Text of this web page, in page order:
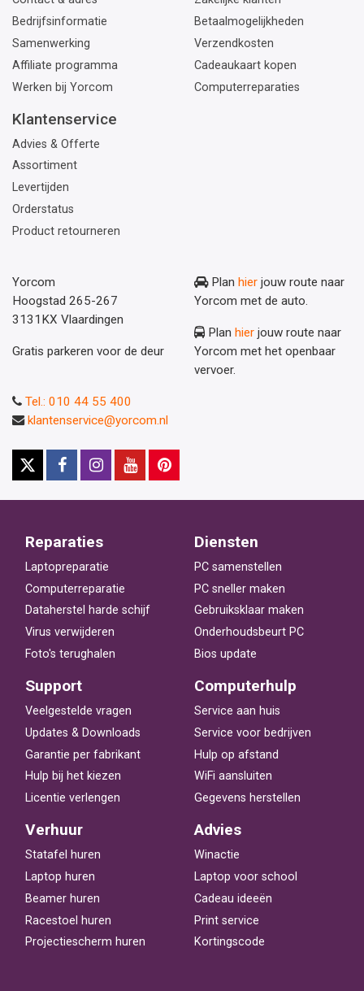
Bedrijfsinformatie
Samenwerking
Affiliate programma
Werken bij Yorcom
Betaalmogelijkheden
Verzendkosten
Cadeaukaart kopen
Computerreparaties
Klantenservice
Advies & Offerte
Assortiment
Levertijden
Orderstatus
Product retourneren
Yorcom
Hoogstad 265-267
3131KX Vlaardingen
Gratis parkeren voor de deur
Plan hier jouw route naar
Yorcom met de auto.
Plan hier jouw route naar
Yorcom met het openbaar
vervoer.
Tel.: 010 44 55 400
klantenservice@yorcom.nl
Reparaties
Laptopreparatie
Computerreparatie
Dataherstel harde schijf
Virus verwijderen
Foto's terughalen
Diensten
PC samenstellen
PC sneller maken
Gebruiksklaar maken
Onderhoudsbeurt PC
Bios update
Support
Veelgestelde vragen
Updates & Downloads
Garantie per fabrikant
Hulp bij het kiezen
Licentie verlengen
Computerhulp
Service aan huis
Service voor bedrijven
Hulp op afstand
WiFi aansluiten
Gegevens herstellen
Verhuur
Statafel huren
Laptop huren
Beamer huren
Racestoel huren
Projectiescherm huren
Advies
Winactie
Laptop voor school
Cadeau ideeën
Print service
Kortingscode